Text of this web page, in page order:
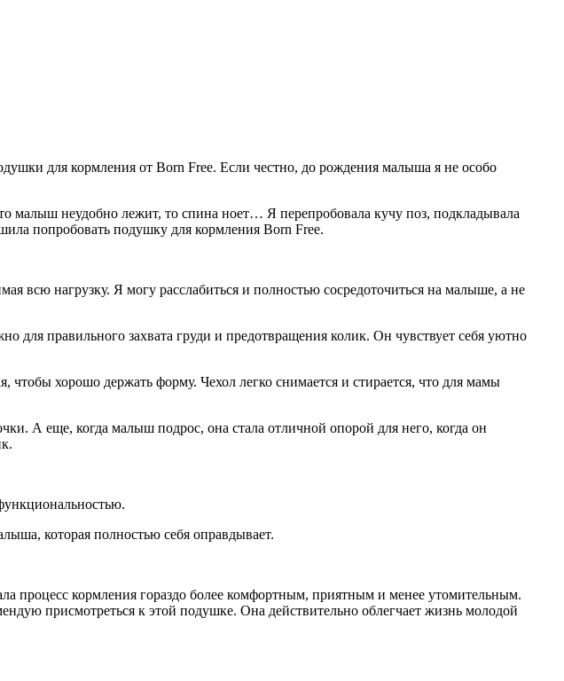
для кормления от Born Free. Если честно, до рождения малыша я не особо
малыш неудобно лежит, то спина ноет… Я перепробовала кучу поз, подкладывала
попробовать подушку для кормления Born Free.
всю нагрузку. Я могу расслабиться и полностью сосредоточиться на малыше, а не
правильного захвата груди и предотвращения колик. Он чувствует себя уютно
хорошо держать форму. Чехол легко снимается и стирается, что для мамы
А еще, когда малыш подрос, она стала отличной опорой для него, когда он
которая полностью себя оправдывает.
процесс кормления гораздо более комфортным, приятным и менее утомительным.
присмотреться к этой подушке. Она действительно облегчает жизнь молодой